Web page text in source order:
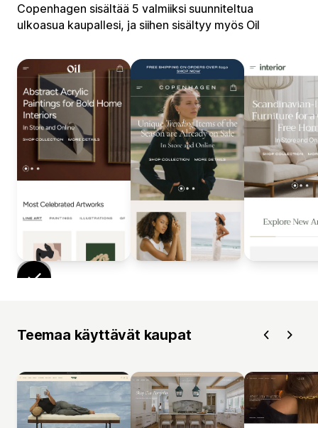
Copenhagen sisältää 5 valmiiksi suunniteltua
ulkoasua kaupallesi, ja siihen sisältyy myös Oil
Teemaa käyttävät kaupat